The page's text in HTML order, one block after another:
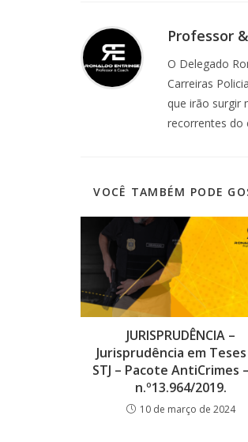
Professor
O Delegado
Carreiras
que irão surgir
recorrentes do
VOCÊ TAMBÉM PODE
JURISPRUDÊNCIA –
Jurisprudência em
STJ – Pacote AntiCrimes
n.º13.964/2019.
10 de março de 2024